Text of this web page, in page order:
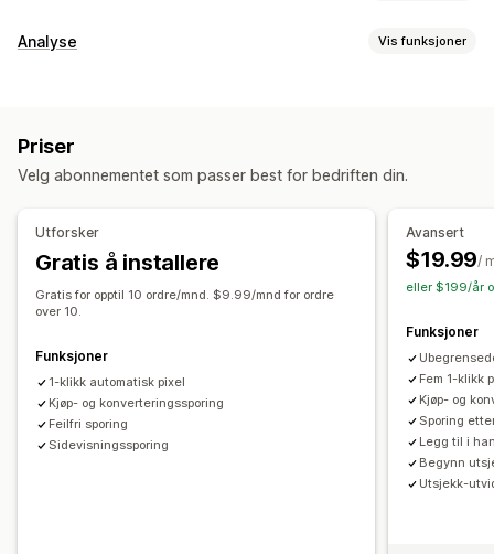
Målretting
Nettsted
Ytelsesanalyse
Konverteringssporing
Analyse Vis funksjoner
Visuelt og rapporter
Analyse-instrumentbord Tilpassede instrumentbord
Tilpassede rapporter
Priser
Velg abonnementet som passer best for bedriften din.
Utforsker
Gratis å installere
Gratis for opptil 10 ordre/mnd. $9.99/mnd for ordre
over 10.
Funksjoner
1-klikk automatisk pixel
Kjøp- og konverteringssporing
Feilfri sporing
Sidevisningssporing
Avansert
$19.99/
eller $199/år
Funksjoner
Fem 1-klikk
Kjøp- og
Sporing
Legg til i
Begynn
Utsjekk-